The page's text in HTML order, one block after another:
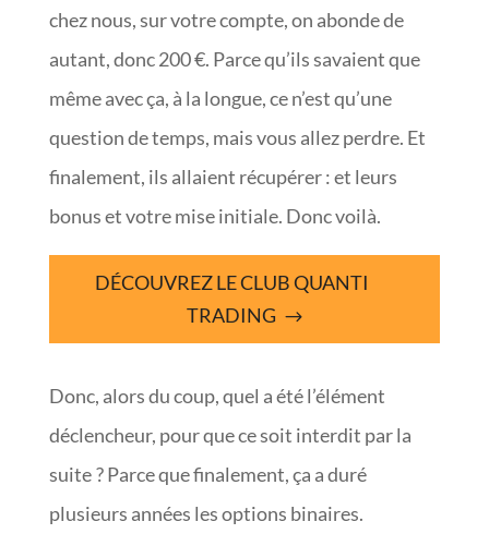
chez nous, sur votre compte, on abonde de
autant, donc 200 €. Parce qu’ils savaient que
même avec ça, à la longue, ce n’est qu’une
question de temps, mais vous allez perdre. Et
finalement, ils allaient récupérer : et leurs
bonus et votre mise initiale. Donc voilà.
DÉCOUVREZ LE CLUB QUANTI
TRADING
Donc, alors du coup, quel a été l’élément
déclencheur, pour que ce soit interdit par la
suite ? Parce que finalement, ça a duré
plusieurs années les options binaires.